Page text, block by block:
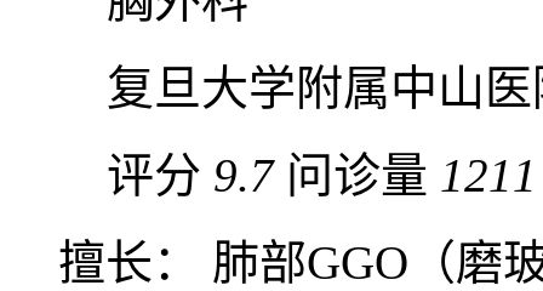
复旦大学附属中山医
评分 9.7 问诊量 1211
擅长： 肺部GGO（磨